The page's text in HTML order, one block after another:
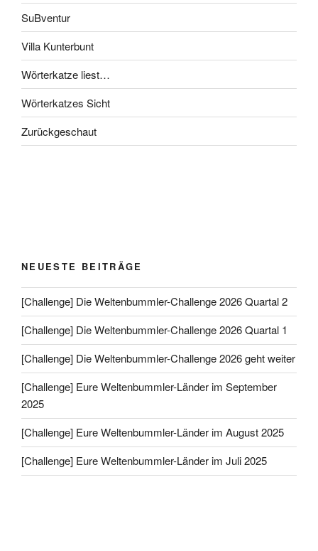
SuBventur
Villa Kunterbunt
Wörterkatze liest…
Wörterkatzes Sicht
Zurückgeschaut
NEUESTE BEITRÄGE
[Challenge] Die Weltenbummler-Challenge 2026 Quartal 2
[Challenge] Die Weltenbummler-Challenge 2026 Quartal 1
[Challenge] Die Weltenbummler-Challenge 2026 geht weiter
[Challenge] Eure Weltenbummler-Länder im September
2025
[Challenge] Eure Weltenbummler-Länder im August 2025
[Challenge] Eure Weltenbummler-Länder im Juli 2025